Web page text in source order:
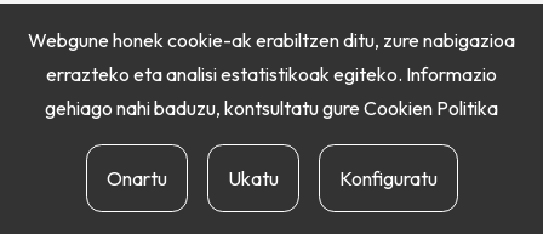
Webgune honek cookie-ak erabiltzen ditu, zure nabigazioa
errazteko eta analisi estatistikoak egiteko. Informazio
gehiago nahi baduzu, kontsultatu gure Cookien Politika
Onartu Ukatu Konfiguratu